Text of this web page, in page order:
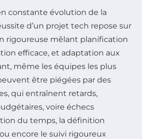
constante évolution de la
d’un projet tech repose sur
rigoureuse mêlant planification
efficace, et adaptation aux
même les équipes les plus
être piégées par des
qui entraînent retards,
voire échecs
du temps, la définition
encore le suivi rigoureux